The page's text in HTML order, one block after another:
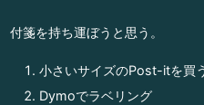
付箋を持ち運ぼうと思う。
小さいサイズのPost-itを買
Dymoでラベリング